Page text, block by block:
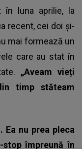
în luna aprilie, la
recent, cei doi și-
mai formează un
care au stat în
„Aveam vieți
timp stăteam
Ea nu prea pleca
împreună în